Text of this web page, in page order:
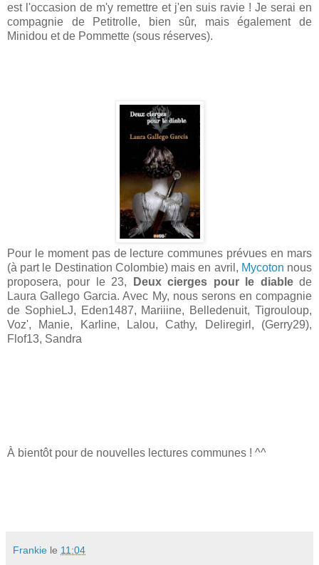
est l'occasion de m'y remettre et j'en suis ravie ! Je serai en
compagnie de Petitrolle, bien sûr, mais également de
Minidou et de Pommette (sous réserves).
Pour le moment pas de lecture communes prévues en mars
(à part le Destination Colombie) mais en avril, Mycoton nous
proposera, pour le 23,
Deux cierges pour le diablede
Laura Gallego Garcia. Avec My, nous serons en compagnie
de SophieLJ, Eden1487, Mariiine, Belledenuit, Tigrouloup,
Voz', Manie, Karline, Lalou, Cathy, Deliregirl, (Gerry29),
Flof13, Sandra
À bientôt pour de nouvelles lectures communes ! ^^
Frankie le 11:04